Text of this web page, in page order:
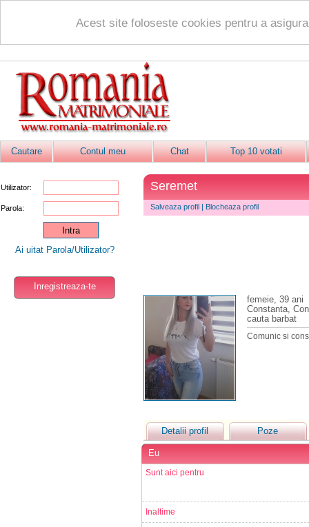
Acest site foloseste cookies pentru a
Cautare Contul meu Chat Top 10 votati
Utilizator:
Parola:
Ai uitat Parola/Utilizator?
Inregistreaza-te
Seremet
Salveaza profil | Blocheaza profil
femeie, 39 ani
Constanta,
cauta barbat
Comunic si
Detalii profil Poze
Eu
Sunt aici pentru
Inaltime